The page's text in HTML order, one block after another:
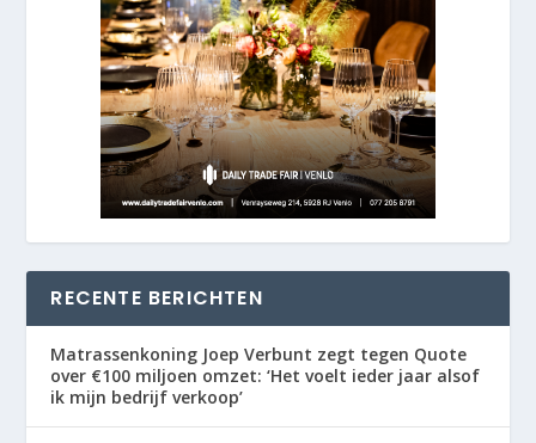
RECENTE BERICHTEN
Matrassenkoning Joep Verbunt zegt tegen Quote
over €100 miljoen omzet: ‘Het voelt ieder jaar alsof
ik mijn bedrijf verkoop’